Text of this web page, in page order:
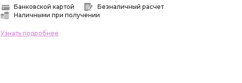
Банковской картой
Безналичный расчет
Наличными при получении
Узнать подробнее